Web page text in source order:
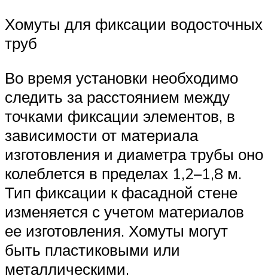
Хомуты для фиксации водосточных
труб
Во время установки необходимо
следить за расстоянием между
точками фиксации элементов, в
зависимости от материала
изготовления и диаметра трубы оно
колеблется в пределах 1,2–1,8 м.
Тип фиксации к фасадной стене
изменяется с учетом материалов
ее изготовления. Хомуты могут
быть пластиковыми или
металлическими.